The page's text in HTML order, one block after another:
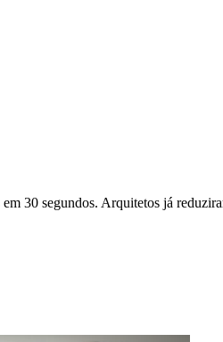
30 segundos. Arquitetos já